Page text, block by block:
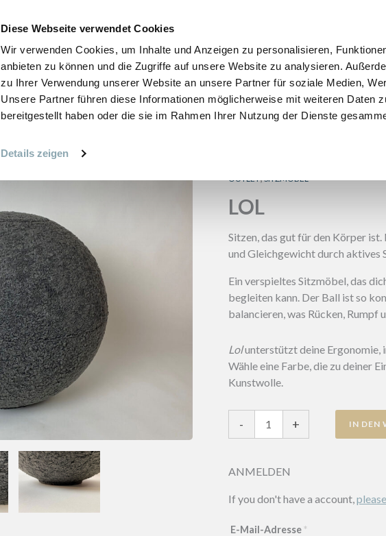
Diese Webseite verwendet Cookies
Wir verwenden Cookies, um Inhalte und Anzeigen zu personalisieren,
anbieten zu können und die Zugriffe auf unsere Website zu analysieren.
zu Ihrer Verwendung unserer Website an unsere Partner für soziale Medien,
Unsere Partner führen diese Informationen möglicherweise mit weiteren Daten
bereitgestellt haben oder die sie im Rahmen Ihrer Nutzung der Dienste
Details zeigen
ALLE PRODUKTE NACHHALTIGKEIT UND UMWELT ÜBER LOOP
OUTLET,SITZMÖBEL
LOL
Sitzen, das gut für den Körper
und Gleichgewicht durch aktives
Ein verspieltes Sitzmöbel, das
begleiten kann. Der Ball ist so
balancieren, was Rücken,
Lolunterstützt deine Ergonomie,
Wähle eine Farbe, die zu deiner
Kunstwolle.
- + IN DEN
ANMELDEN
If you don't have a account,
E-Mail-Adresse *